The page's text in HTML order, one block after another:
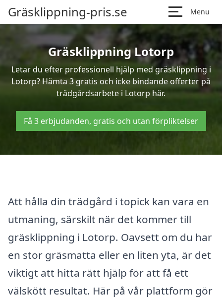
Gräsklippning-pris.se Menu
Gräsklippning Lotorp
Letar du efter professionell hjälp med gräsklippning i
Lotorp? Hämta 3 gratis och icke bindande offerter på
trädgårdsarbete i Lotorp här.
Få 3 erbjudanden, gratis och utan förpliktelser
Att hålla din trädgård i topick kan vara en
utmaning, särskilt när det kommer till
gräsklippning i Lotorp. Oavsett om du har
en stor gräsmatta eller en liten yta, är det
viktigt att hitta rätt hjälp för att få ett
välskött resultat. Här på vår plattform gör